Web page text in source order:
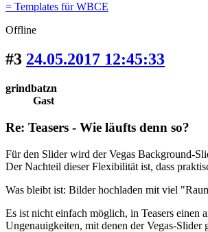
= Templates für WBCE
Offline
#3 24.05.2017 12:45:33
grindbatzn
Gast
Re: Teasers - Wie läufts denn so?
Für den Slider wird der Vegas Background-
Der Nachteil dieser Flexibilität ist, dass
Was bleibt ist: Bilder hochladen mit viel
Es ist nicht einfach möglich, in Teasers einen
Ungenauigkeiten, mit denen der Vegas-